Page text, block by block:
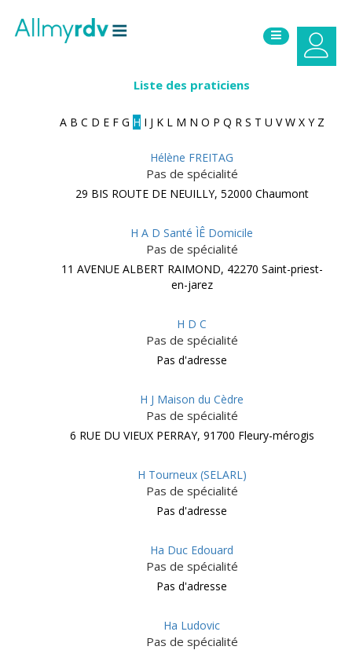
Liste des praticiens
A B C D E F G H I J K L M N O P Q R S T U V W X Y Z
Hélène FREITAG
Pas de spécialité
29 BIS ROUTE DE NEUILLY, 52000 Chaumont
H A D Santé ÌÊ Domicile
Pas de spécialité
11 AVENUE ALBERT RAIMOND, 42270 Saint-priest-
en-jarez
H D C
Pas de spécialité
Pas d'adresse
H J Maison du Cèdre
Pas de spécialité
6 RUE DU VIEUX PERRAY, 91700 Fleury-mérogis
H Tourneux (SELARL)
Pas de spécialité
Pas d'adresse
Ha Duc Edouard
Pas de spécialité
Pas d'adresse
Ha Ludovic
Pas de spécialité